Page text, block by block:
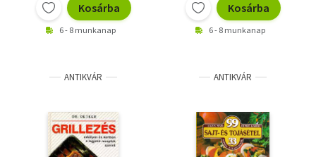
Kosárba
6 - 8 munkanap
Kosárba
6 - 8 munkanap
ANTIKVÁR ANTIKVÁR